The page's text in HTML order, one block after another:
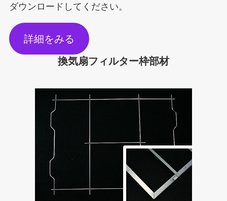
ダウンロードしてください。
詳細をみる
換気扇フィルター枠部材